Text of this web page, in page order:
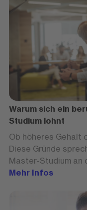
Warum sich ein
Studium lohnt
Ob höheres Gehalt
Diese Gründe
Master-Studium an
Mehr Infos